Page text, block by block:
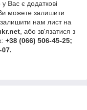
Вас є додаткові
можете залишити
, залишити нам лист на
, або зв'язатися з
+38 (066) 506-45-25;
07.